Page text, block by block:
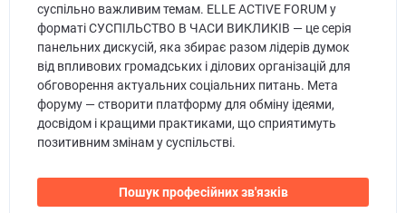
суспільно важливим темам. ELLE ACTIVE FORUM у
форматі СУСПІЛЬСТВО В ЧАСИ ВИКЛИКІВ — це серія
панельних дискусій, яка збирає разом лідерів думок
від впливових громадських і ділових організацій для
обговорення актуальних соціальних питань. Мета
форуму — створити платформу для обміну ідеями,
досвідом і кращими практиками, що сприятимуть
позитивним змінам у суспільстві.
Пошук професійних зв'язків